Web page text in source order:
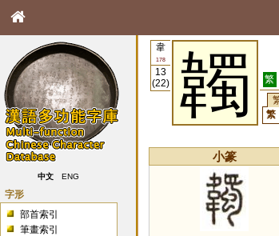
中文 ENG
字形
部首索引
筆畫索引
韋
178
13
(22)
韣 繁
繁
小篆